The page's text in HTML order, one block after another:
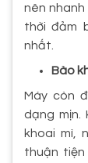
nên nhanh
thời đảm
nhất.
Bào
Máy còn
dạng mịn.
khoai mì,
thuận